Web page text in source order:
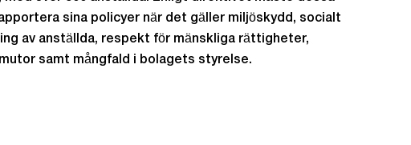
sina policyer när det gäller miljöskydd, socialt
av anställda, respekt för mänskliga rättigheter,
samt mångfald i bolagets styrelse.